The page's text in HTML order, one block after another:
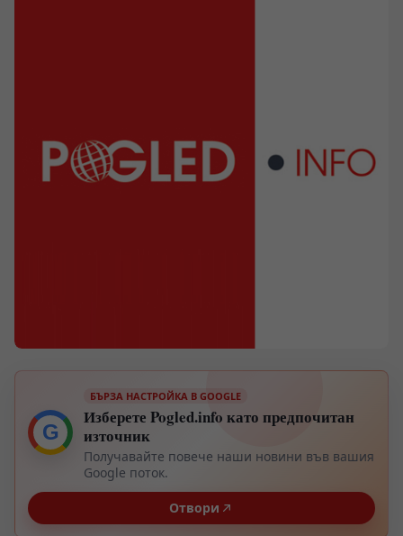
G
БЪРЗА НАСТРОЙКА В GOOGLE
Изберете Pogled.info като предпочитан
източник
Получавайте повече наши новини във вашия
Google поток.
Отвори